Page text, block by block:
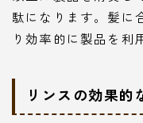
駄になります。髪に
り効率的に製品を利
リンスの効果的